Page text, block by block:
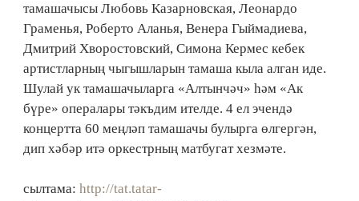
тамашачысы Любовь Казарновская, Леонардо
Граменья, Роберто Аланья, Венера Гыймадиева,
Дмитрий Хворостовский, Симона Кермес кебек
артистларның чыгышларын тамаша кыла алган иде.
Шулай ук тамашачыларга «Алтынчәч» һәм «Ак
бүре» опералары тәкъдим ителде. 4 ел эчендә
концертта 60 меңләп тамашачы булырга өлгергән,
дип хәбәр итә оркестрның матбугат хезмәте.
сылтама: http://tat.tatar-